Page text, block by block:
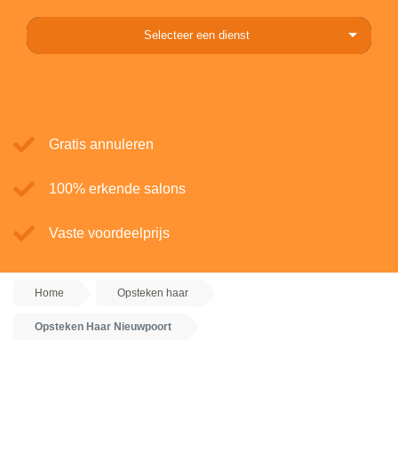
Selecteer een dienst
Gratis annuleren
100% erkende salons
Vaste voordeelprijs
Home Opsteken haar
Opsteken Haar Nieuwpoort